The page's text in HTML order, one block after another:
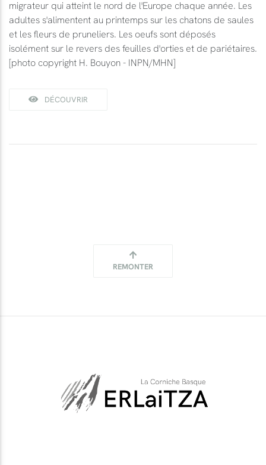
migrateur qui atteint le nord de l'Europe chaque année. Les
adultes s'alimentent au printemps sur les chatons de saules
et les fleurs de pruneliers. Les oeufs sont déposés
isolément sur le revers des feuilles d'orties et de pariétaires.
[photo copyright H. Bouyon - INPN/MHN]
DÉCOUVRIR
REMONTER